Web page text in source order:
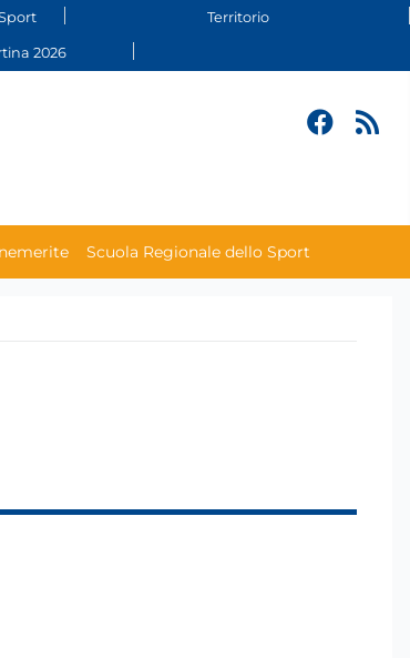
Territorio
2026
Scuola Regionale dello Sport